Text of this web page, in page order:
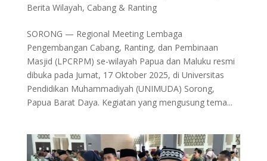
Berita Wilayah, Cabang & Ranting
SORONG — Regional Meeting Lembaga
Pengembangan Cabang, Ranting, dan Pembinaan
Masjid (LPCRPM) se-wilayah Papua dan Maluku resmi
dibuka pada Jumat, 17 Oktober 2025, di Universitas
Pendidikan Muhammadiyah (UNIMUDA) Sorong,
Papua Barat Daya. Kegiatan yang mengusung tema...